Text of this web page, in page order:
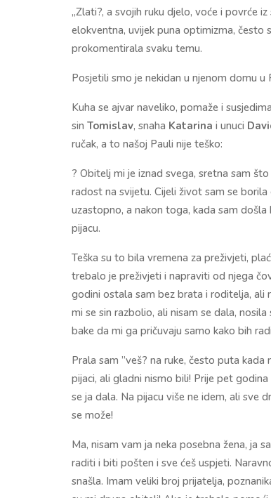
„Zlati?, a svojih ruku djelo, voće i povrće
elokventna, uvijek puna optimizma, često
prokomentirala svaku temu.
Posjetili smo je nekidan u njenom domu u
Kuha se ajvar naveliko, pomaže i
sin Tomislav, snaha Katarina i unuci
ručak, a to našoj Pauli nije teško:
? Obitelj mi je iznad svega, sretna sam
radost na svijetu. Cijeli život sam se
uzastopno, a nakon toga, kada sam
pijacu.
Teška su to bila vremena za preživjeti,
trebalo je preživjeti i napraviti od njega
godini ostala sam bez brata i roditelja, ali
mi se sin razbolio, ali nisam se dala,
bake da mi ga pričuvaju samo kako bih
Prala sam ”veš? na ruke, često puta
pijaci, ali gladni nismo bili! Prije pet
se ja dala. Na pijacu više ne idem, ali sve
se može!
Ma, nisam vam ja neka posebna žena, ja
raditi i biti pošten i sve ćeš uspjeti.
snašla. Imam veliki broj prijatelja,